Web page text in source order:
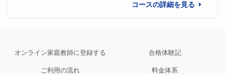
もちろん、あまり出題されない範囲も、勉強するに越した
ことはありません。
コースの詳細を見る
オンライン家庭教師に登録する 合格体験記
ご利用の流れ 料金体系